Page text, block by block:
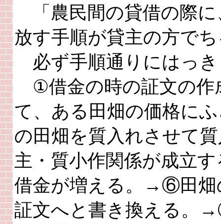
「農民間の貸借の際に
放す手順が貸主の方で
必ず手順通りにはっ
①借金の時の証文の
て、ある田畑の価格に
の田畑を質入れさせて
主・質小作関係が成立
借金が増える。→⑥田畑
証文へと書き換える。